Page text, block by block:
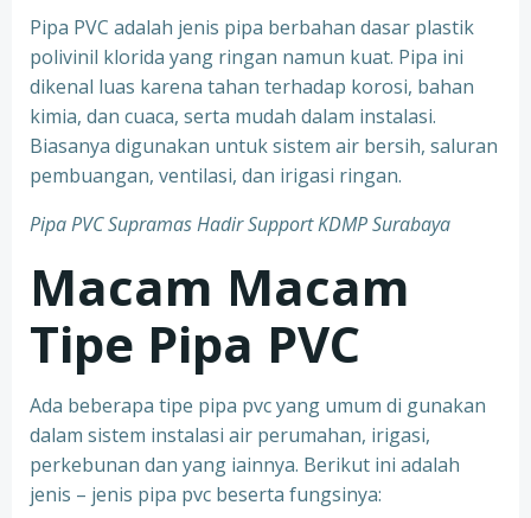
Pipa PVC adalah jenis pipa berbahan dasar plastik
polivinil klorida yang ringan namun kuat. Pipa ini
dikenal luas karena tahan terhadap korosi, bahan
kimia, dan cuaca, serta mudah dalam instalasi.
Biasanya digunakan untuk sistem air bersih, saluran
pembuangan, ventilasi, dan irigasi ringan.
Pipa PVC Supramas Hadir Support KDMP Surabaya
Macam Macam
Tipe Pipa PVC
Ada beberapa tipe pipa pvc yang umum di gunakan
dalam sistem instalasi air perumahan, irigasi,
perkebunan dan yang iainnya. Berikut ini adalah
jenis – jenis pipa pvc beserta fungsinya: